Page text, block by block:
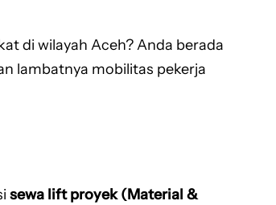
di wilayah Aceh? Anda berada
lambatnya mobilitas pekerja
sewa lift proyek (Material &